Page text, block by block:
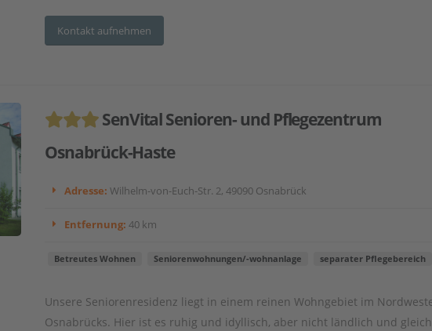
Kontakt aufnehmen
SenVital Senioren- und Pflegezentrum
Osnabrück-Haste
Adresse: Wilhelm-von-Euch-Str. 2, 49090 Osnabrück
Entfernung: 40 km
Betreutes Wohnen Seniorenwohnungen/-wohnanlage separater Pflegebereich
Unsere Seniorenresidenz liegt in einem reinen Wohngebiet im
Osnabrücks. Hier ist es ruhig und idyllisch, aber nicht ländlich und